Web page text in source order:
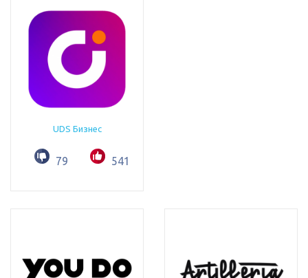
UDS Бизнес
79 541